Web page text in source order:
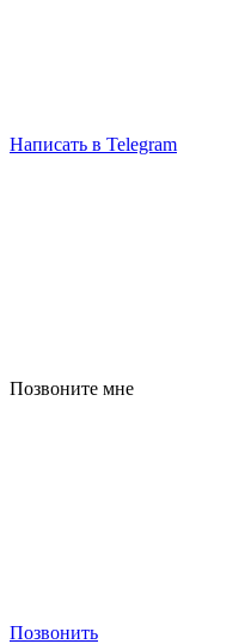
Написать в Telegram
Позвоните мне
Позвонить